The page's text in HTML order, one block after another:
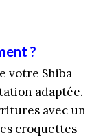
?
votre Shiba
adaptée.
avec un
croquettes